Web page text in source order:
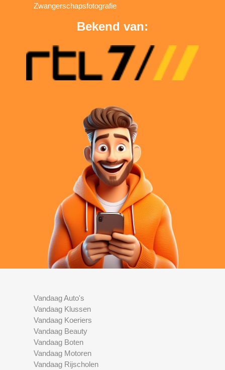
Zwangerschapsfotografie
Bekend van:
Vandaag Auto's
Vandaag Klussen
Vandaag Koeriers
Vandaag Beauty
Vandaag Boten
Vandaag Motoren
Vandaag Rijscholen